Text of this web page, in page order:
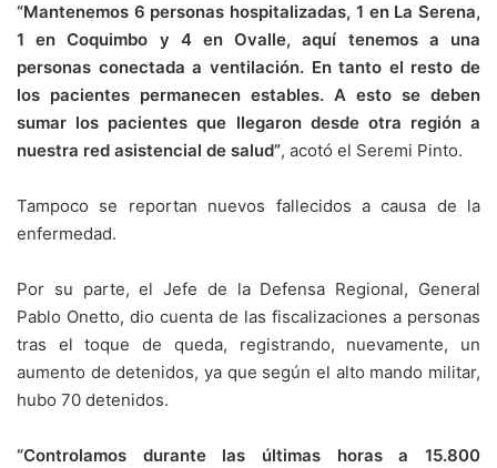
“Mantenemos 6 personas hospitalizadas, 1 en La Serena,
1 en Coquimbo y 4 en Ovalle, aquí tenemos a una
personas conectada a ventilación. En tanto el resto de
los pacientes permanecen estables. A esto se deben
sumar los pacientes que llegaron desde otra región a
nuestra red asistencial de salud”, acotó el Seremi Pinto.
Tampoco se reportan nuevos fallecidos a causa de la
enfermedad.
Por su parte, el Jefe de la Defensa Regional, General
Pablo Onetto, dio cuenta de las fiscalizaciones a personas
tras el toque de queda, registrando, nuevamente, un
aumento de detenidos, ya que según el alto mando militar,
hubo 70 detenidos.
“Controlamos durante las últimas horas a 15.800